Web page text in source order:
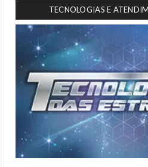
TECNOLOGIAS E